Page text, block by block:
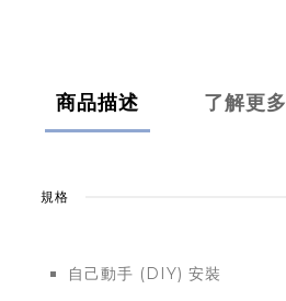
商品描述 了解更多
規格
自己動手 (DIY) 安裝